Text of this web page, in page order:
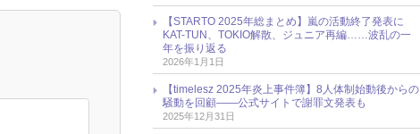
【STARTO 2025年総まとめ】嵐の活動終了発表に
KAT-TUN、TOKIO解散、ジュニア再編……波乱の一
年を振り返る
2026年1月1日
【timelesz 2025年炎上事件簿】8人体制始動後からの
騒動を回顧――公式サイトで謝罪文発表も
2025年12月31日